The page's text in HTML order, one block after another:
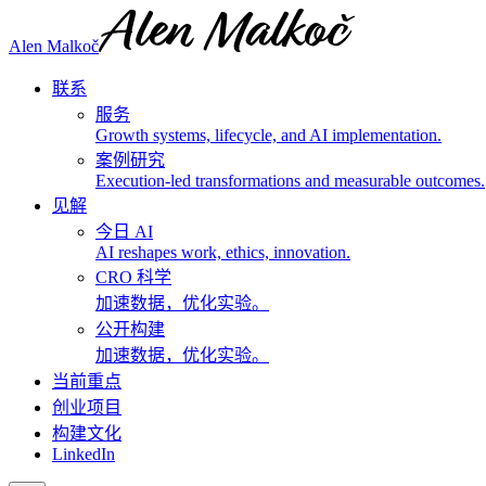
Alen Malkoč
联系
服务
Growth systems, lifecycle, and AI implementation.
案例研究
Execution-led transformations and measurable outcomes.
见解
今日 AI
AI reshapes work, ethics, innovation.
CRO 科学
加速数据，优化实验。
公开构建
加速数据，优化实验。
当前重点
创业项目
构建文化
LinkedIn